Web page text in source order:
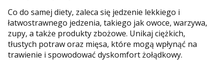
Co do samej diety, zaleca się jedzenie lekkiego i
łatwostrawnego jedzenia, takiego jak owoce, warzywa,
zupy, a także produkty zbożowe. Unikaj ciężkich,
tłustych potraw oraz mięsa, które mogą wpłynąć na
trawienie i spowodować dyskomfort żołądkowy.